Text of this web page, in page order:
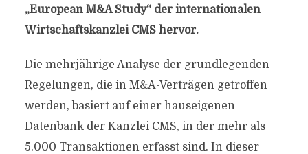
„European M&A Study“ der internationalen
Wirtschaftskanzlei CMS hervor.
Die mehrjährige Analyse der grundlegenden
Regelungen, die in M&A-Verträgen getroffen
werden, basiert auf einer hauseigenen
Datenbank der Kanzlei CMS, in der mehr als
5.000 Transaktionen erfasst sind. In dieser